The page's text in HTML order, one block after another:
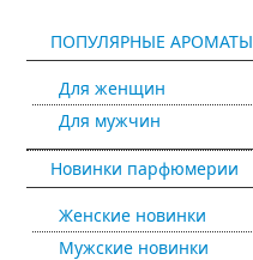
ПОПУЛЯРНЫЕ АРОМАТЫ
Для женщин
Для мужчин
Новинки парфюмерии
Женские новинки
Мужские новинки